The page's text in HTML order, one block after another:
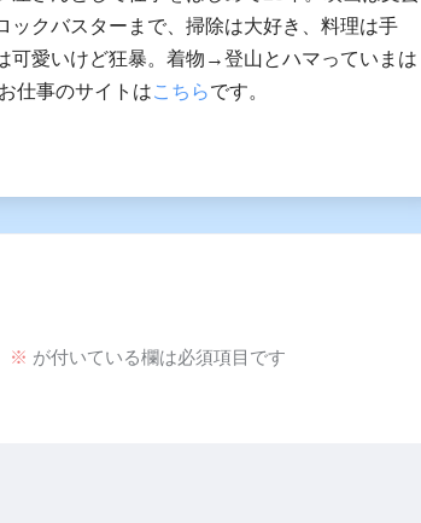
ックバスターまで、掃除は大好き、料理は手
可愛いけど狂暴。着物→登山とハマっていまは
仕事のサイトはこちらです。
※ が付いている欄は必須項目です